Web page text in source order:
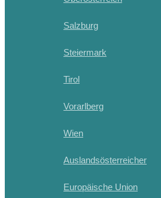
Salzburg
Steiermark
Tirol
Vorarlberg
Wien
Auslandsösterreicher
Europäische Union